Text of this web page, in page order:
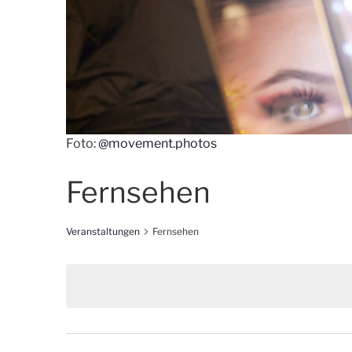
Foto:@movement.photos
Fernsehen
Veranstaltungen Fernsehen